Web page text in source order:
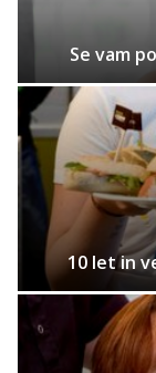
Se vam
10 let in